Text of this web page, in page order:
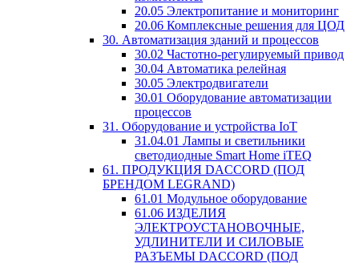
20.05 Электропитание и мониторинг
20.06 Комплексные решения для ЦОД
30. Автоматизация зданий и процессов
30.02 Частотно-регулируемый привод
30.04 Автоматика релейная
30.05 Электродвигатели
30.01 Оборудование автоматизации
процессов
31. Оборудование и устройства IoT
31.04.01 Лампы и светильники
светодиодные Smart Home iTEQ
61. ПРОДУКЦИЯ DACCORD (ПОД
БРЕНДОМ LEGRAND)
61.01 Модульное оборудование
61.06 ИЗДЕЛИЯ
ЭЛЕКТРОУСТАНОВОЧНЫЕ,
УДЛИНИТЕЛИ И СИЛОВЫЕ
РАЗЪЕМЫ DACCORD (ПОД